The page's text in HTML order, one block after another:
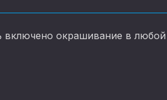
включено окрашивание в любой